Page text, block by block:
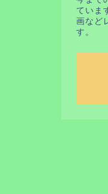
ていま
画など
す。